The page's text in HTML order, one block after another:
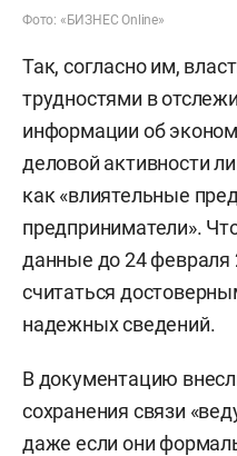
Фото: «БИЗНЕС Online»
Так, согласно им,
трудностями в
информации об
деловой активности
как «влиятельные
предприниматели».
данные до 24 февраля
считаться
надежных сведений.
В документацию
сохранения связи
даже если они